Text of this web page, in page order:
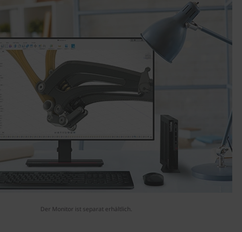
Der Monitor ist separat erhältlich.